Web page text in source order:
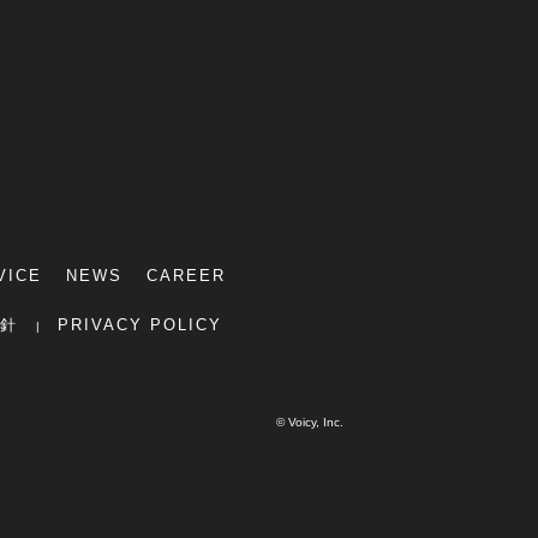
NEWS
CAREER
PRIVACY POLICY
© Voicy, Inc.